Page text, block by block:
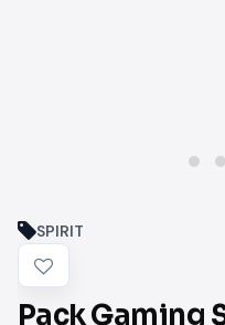
SPIRIT
Pack Gaming